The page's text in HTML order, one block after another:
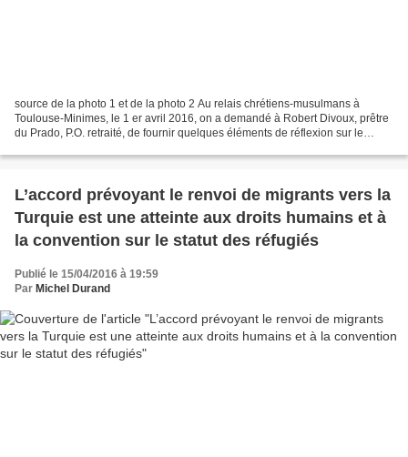
source de la photo 1 et de la photo 2 Au relais chrétiens-musulmans à
Toulouse-Minimes, le 1 er avril 2016, on a demandé à Robert Divoux, prêtre
du Prado, P.O. retraité, de fournir quelques éléments de réflexion sur le
L’accord prévoyant le renvoi de migrants vers la
Turquie est une atteinte aux droits humains et à
la convention sur le statut des réfugiés
Publié le 15/04/2016 à 19:59
Par Michel Durand